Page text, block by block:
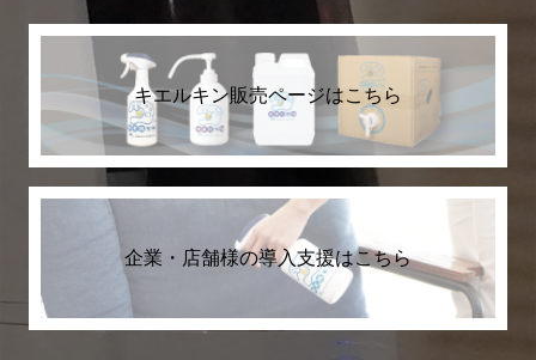
キエルキン販売ページはこちら
企業・店舗様の導入支援はこちら